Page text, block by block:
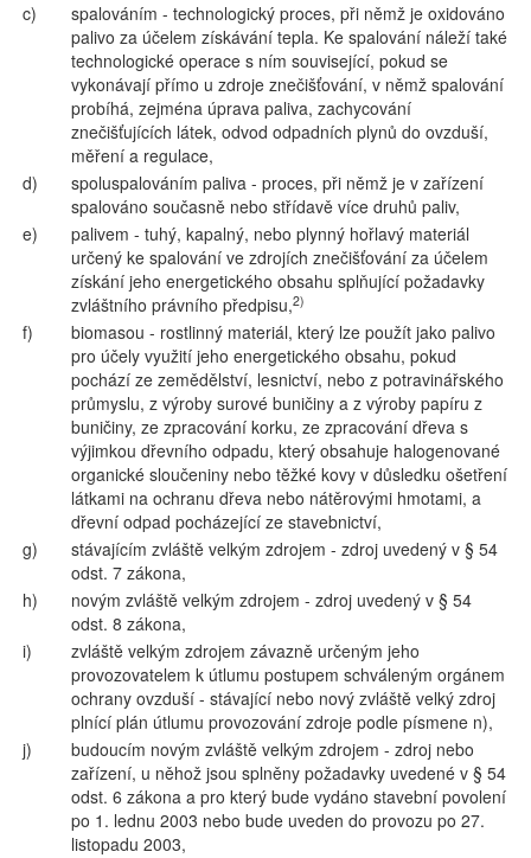
c)
spalováním - technologický proces, při němž je oxidováno
palivo za účelem získávání tepla. Ke spalování náleží také
technologické operace s ním související, pokud se
vykonávají přímo u zdroje znečišťování, v němž spalování
probíhá, zejména úprava paliva, zachycování
znečišťujících látek, odvod odpadních plynů do ovzduší,
měření a regulace,
d)
spoluspalováním paliva - proces, při němž je v zařízení
spalováno současně nebo střídavě více druhů paliv,
e)
palivem - tuhý, kapalný, nebo plynný hořlavý materiál
určený ke spalování ve zdrojích znečišťování za účelem
získání jeho energetického obsahu splňující požadavky
zvláštního právního předpisu,2)
f)
biomasou - rostlinný materiál, který lze použít jako palivo
pro účely využití jeho energetického obsahu, pokud
pochází ze zemědělství, lesnictví, nebo z potravinářského
průmyslu, z výroby surové buničiny a z výroby papíru z
buničiny, ze zpracování korku, ze zpracování dřeva s
výjimkou dřevního odpadu, který obsahuje halogenované
organické sloučeniny nebo těžké kovy v důsledku ošetření
látkami na ochranu dřeva nebo nátěrovými hmotami, a
dřevní odpad pocházející ze stavebnictví,
g)
stávajícím zvláště velkým zdrojem - zdroj uvedený v § 54
odst. 7 zákona,
h)
novým zvláště velkým zdrojem - zdroj uvedený v § 54
odst. 8 zákona,
i)
zvláště velkým zdrojem závazně určeným jeho
provozovatelem k útlumu postupem schváleným orgánem
ochrany ovzduší - stávající nebo nový zvláště velký zdroj
plnící plán útlumu provozování zdroje podle písmene n),
j)
budoucím novým zvláště velkým zdrojem - zdroj nebo
zařízení, u něhož jsou splněny požadavky uvedené v § 54
odst. 6 zákona a pro který bude vydáno stavební povolení
po 1. lednu 2003 nebo bude uveden do provozu po 27.
listopadu 2003,